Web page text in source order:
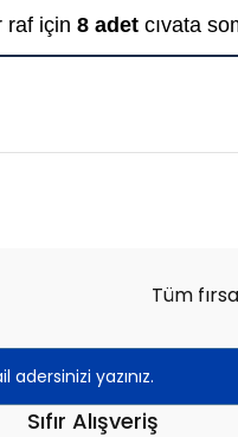
raf için 8 adet cıvata
Tüm
Sıfır Alışveriş